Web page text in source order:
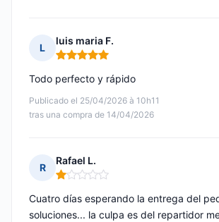
L
luis maria F.
Nota: 5 de 5
Publicado el 25/04/2026 à 10h11
tras una compra de 14/04/2026
Todo perfecto y rápido
R
Rafael L.
Nota: 1 de 5
Cuatro días esperando la entrega del
soluciones... la culpa es del repartidor